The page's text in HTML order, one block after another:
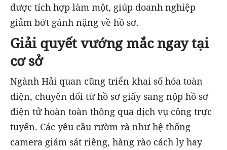
được tích hợp làm một, giúp doanh nghiệp
giảm bớt gánh nặng về hồ sơ.
Giải quyết vướng mắc ngay tại
cơ sở
Ngành Hải quan cũng triển khai số hóa toàn
diện, chuyển đổi từ hồ sơ giấy sang nộp hồ sơ
điện tử hoàn toàn thông qua dịch vụ công trực
tuyến. Các yêu cầu rườm rà như hệ thống
camera giám sát riêng, hàng rào cách ly hay